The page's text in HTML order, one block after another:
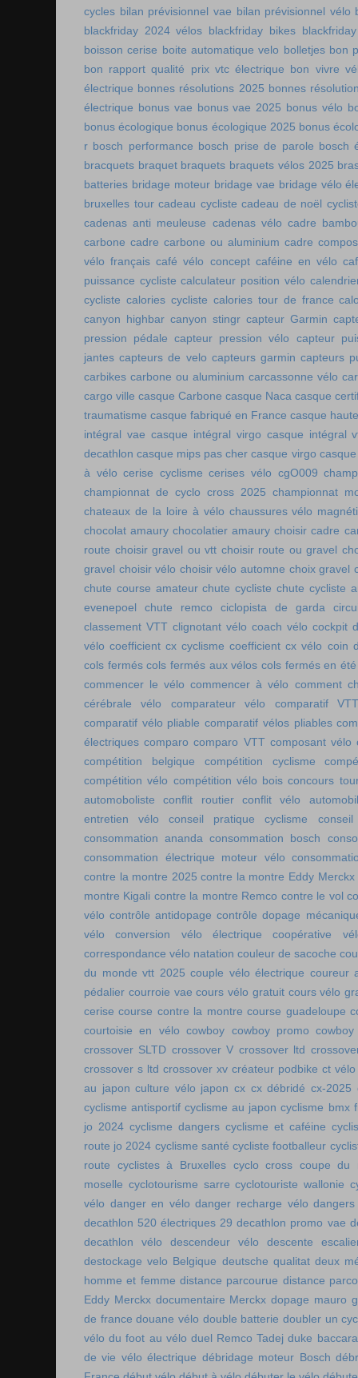
cycles bilan prévisionnel vae bilan prévisionnel vélo
blackfriday 2024 vélos blackfriday bikes
boisson cerise boite automatique velo bolletjes bon
bon rapport qualité prix vtc électrique bon vivre
électrique bonnes résolutions 2025 bonnes
électrique bonus vae bonus vae 2025 bonus vélo
bonus écologique bonus écologique 2025 bonus
r bosch performance bosch prise de parole bosch
bracquets braquet braquets braquets vélos 2025
batteries bridage moteur bridage vae bridage vélo
bruxelles tour cadeau cycliste cadeau de noël
cadenas anti meuleuse cadenas vélo cadre
carbone cadre carbone ou aluminium cadre
vélo français café vélo concept caféine en vélo
puissance cycliste calculateur position vélo
cycliste calories cycliste calories tour de france
canyon highbar canyon stingr capteur Garmin
pression pédale capteur pression vélo
capteur
jantes capteurs de velo capteurs garmin capteurs
carbikes carbone ou aluminium carcassonne vélo
cargo ville casque Carbone casque Naca casque
traumatisme casque fabriqué en France casque
intégral vae casque intégral virgo casque intégral
decathlon casque mips pas cher casque virgo
à vélo cerise cyclisme cerises vélo cgO009
championnat de cyclo cross 2025 championnat
chateaux de la loire à vélo chaussures vélo
chocolat amaury chocolatier amaury choisir cadre
route choisir gravel ou vtt choisir route ou gravel
gravel choisir vélo choisir vélo automne choix gravel
chute course amateur chute cycliste chute cycliste
evenepoel
chute remco ciclopista de garda
classement VTT clignotant vélo coach vélo cockpit
vélo coefficient cx cyclisme coefficient cx vélo coin
cols fermés cols fermés aux vélos cols fermés en été
commencer le vélo commencer à vélo comment
cérébrale vélo
comparateur vélo
comparatif
comparatif vélo pliable comparatif vélos pliables
électriques comparo comparo VTT composant vélo
compétition belgique
compétition cyclisme
compétition vélo compétition vélo bois concours
automoboliste
conflit routier
conflit vélo
entretien vélo
conseil pratique cyclisme
consommation ananda consommation bosch
consommation électrique moteur vélo
contre la montre 2025 contre la montre Eddy Merckx
montre Kigali contre la montre Remco contre le vol
vélo contrôle antidopage contrôle dopage
vélo
conversion vélo électrique
coopérative
correspondance vélo natation couleur de sacoche
du monde vtt 2025 couple vélo électrique coureur
pédalier courroie vae cours vélo gratuit cours vélo
cerise course contre la montre course guadeloupe
courtoisie en vélo cowboy cowboy promo
crossover SLTD crossover V crossover ltd
crossover s ltd crossover xv créateur podbike ct vélo
au japon culture vélo japon cx cx débridé cx-2025
cyclisme antisportif cyclisme au japon cyclisme bmx
jo 2024 cyclisme dangers cyclisme et caféine
route jo 2024 cyclisme santé cycliste footballeur
route
cyclistes à Bruxelles cyclo cross coupe du
moselle cyclotourisme sarre cyclotouriste wallonie
vélo danger en vélo danger recharge vélo
decathlon 520 électriques 29 decathlon promo vae
decathlon vélo
descendeur vélo
descente
destockage velo Belgique deutsche qualitat deux
homme et femme distance parcourue distance
Eddy Merckx documentaire Merckx dopage mauro
de france douane vélo double batterie doubler un
vélo du foot au vélo duel Remco Tadej duke baccara
de vie vélo électrique débridage moteur Bosch